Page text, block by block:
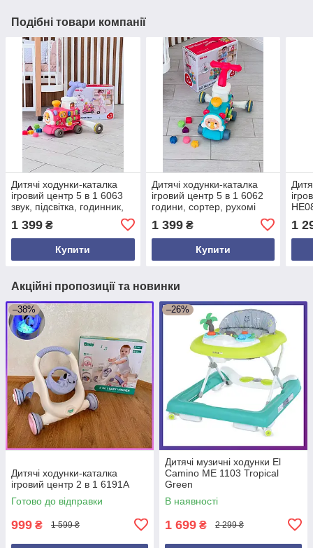
Подібні товари компанії
Дитячі ходунки-каталка
ігровий центр 5 в 1 6063
звук, підсвітка, годинник,
сортер, рухомі елементи
1 399 ₴
Купити
Дитячі ходунки-каталка
ігровий центр 5 в 1 6062
години, сортер, рухомі
елементи, парогенератор,
звук поїзда
1 399₴
Купити
1
Акційні пропозиції та новинки
–38%
Дитячі ходунки-каталка
ігровий центр 2 в 1 6191A
Готово до відправки
999 ₴ 1 599 ₴
–26%
Дитячі музичні ходунки El
Camino ME 1103 Tropical
Green
В наявності
1 699 ₴ 2 299 ₴